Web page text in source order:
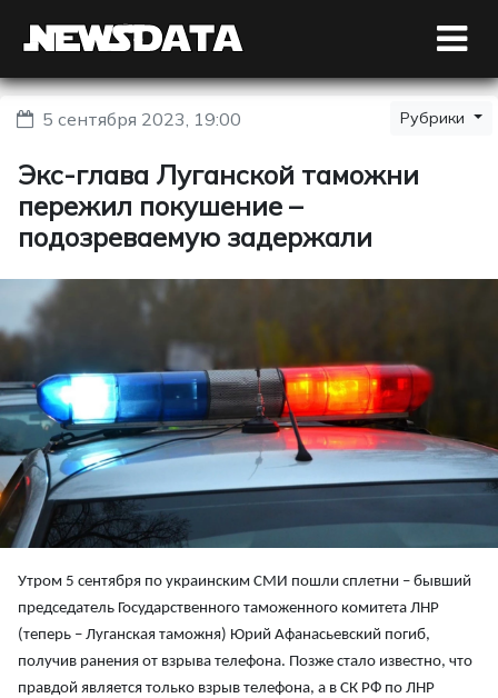
5 сентября 2023, 19:00 Рубрики
Экс-глава Луганской таможни
пережил покушение –
подозреваемую задержали
Утром 5 сентября по украинским СМИ пошли сплетни – бывший
председатель Государственного таможенного комитета ЛНР
(теперь – Луганская таможня) Юрий Афанасьевский погиб,
получив ранения от взрыва телефона. Позже стало известно, что
правдой является только взрыв телефона, а в СК РФ по ЛНР